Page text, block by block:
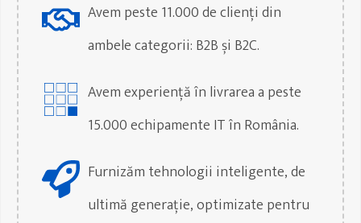
Avem peste 11.000 de clienți din
ambele categorii: B2B și B2C.
Avem experiență în livrarea a peste
15.000 echipamente IT în România.
Furnizăm tehnologii inteligente, de
ultimă generație, optimizate pentru